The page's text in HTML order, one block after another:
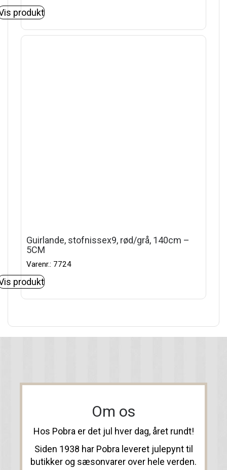
produkt
Guirlande, stofnissex9, rød/grå, 140cm –
5CM
Varenr.: 7724
produkt
Om os
Hos Pobra er det jul hver dag, året rundt!
Siden 1938 har Pobra leveret julepynt til
butikker og sæsonvarer over hele verden.